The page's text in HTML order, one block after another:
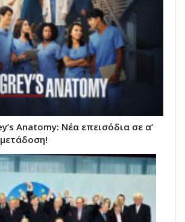
Anatomy: Νέα επεισόδια σε α’